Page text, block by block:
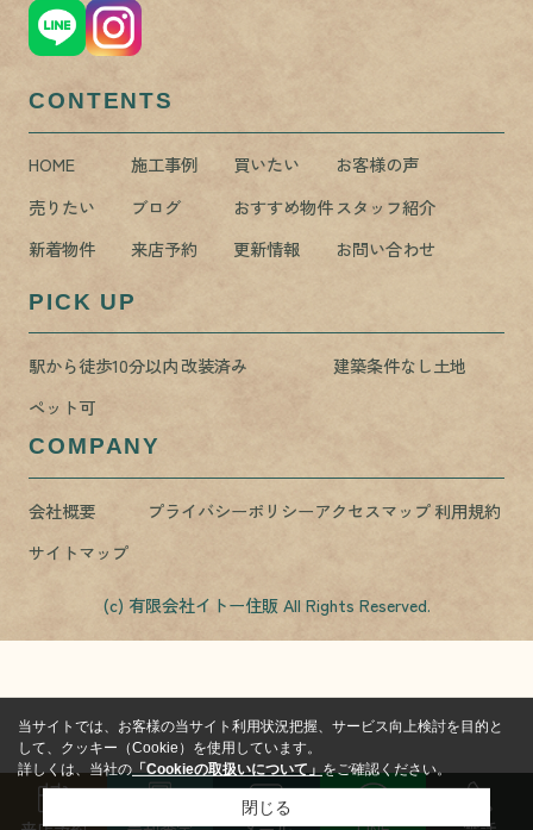
CONTENTS
HOME 施工事例 買いたい
お客様の声
売りたい
ブログ おすすめ物件スタッフ紹介
新着物件
来店予約 更新情報 お問い合わせ
PICK UP
駅から徒歩10分以内改装済み
建築条件なし土地
ペット可
COMPANY
会社概要 プライバシーポリシーアクセスマップ利用規約
サイトマップ
(c) 有限会社イトー住販 All Rights Reserved.
当サイトでは、お客様の当サイト利用状況把握、サービス向上検討を目的と
して、クッキー（Cookie）を使用しています。
詳しくは、当社の「Cookieの取扱いについて」をご確認ください。
閉じる